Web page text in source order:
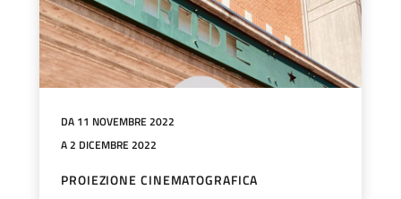
DA 11 NOVEMBRE 2022
A 2 DICEMBRE 2022
PROIEZIONE CINEMATOGRAFICA